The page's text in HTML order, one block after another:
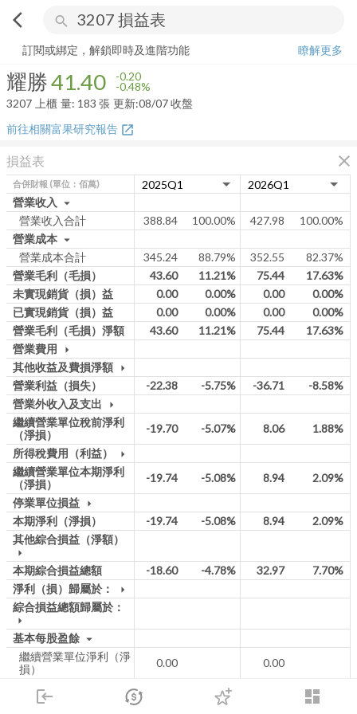
arrow_back_ios search
login dashboard
市場 登入
耀勝 41.40-0.48%
訂閱或綁定，解鎖即時及進階功能
瞭解更多
耀勝41.40 -0.20
-0.48%
3207 上櫃 量: 183 張 更新:08/07 收盤
前往相關富果研究報告 open_in_new
損益表 close
合併財報 (單位：佰萬)
營業收入 arrow_drop_down
營業收入合計 388.84 100.00% 427.98
100.00%
營業成本 arrow_drop_down
營業成本合計 345.24 88.79% 352.55
82.37%
營業毛利（毛損）
43.60 11.21% 75.44
17.63%
未實現銷貨（損）益
0.00 0.00% 0.00
0.00%
已實現銷貨（損）益
0.00 0.00% 0.00
0.00%
營業毛利（毛損）淨額
43.60 11.21% 75.44
17.63%
營業費用
arrow_drop_down
其他收益及費損淨額 arrow_drop_down
營業利益（損失） -22.38 -5.75% -36.71
-8.58%
營業外收入及支出
arrow_drop_down
繼續營業單位稅前淨利
（淨損）
-19.70 -5.07% 8.06
1.88%
所得稅費用（利益）
arrow_drop_down
繼續營業單位本期淨利
（淨損）
-19.74 -5.08% 8.94
2.09%
停業單位損益 arrow_drop_down
本期淨利（淨損） -19.74 -5.08% 8.94
2.09%
其他綜合損益（淨額）
arrow_drop_down
本期綜合損益總額 -18.60 -4.78% 32.97
7.70%
淨利（損）歸屬於：
arrow_drop_down
綜合損益總額歸屬於：
arrow_drop_down
基本每股盈餘 arrow_drop_down
繼續營業單位淨利（淨
損）
0.00
0.00
基本每股盈餘合計
稀釋每股盈餘